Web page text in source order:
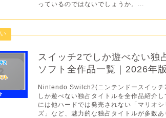
っているのではないでしょうか。...
スイッチ2でしか遊べない独
ソフト全作品一覧｜2026年
Nintendo Switch2(ニンテンドースイッチ
しか遊べない独占タイトルを全作品紹介
には他ハードでは発売されない「マリオ
ズ」など、魅力的な独占タイトルが多数あ